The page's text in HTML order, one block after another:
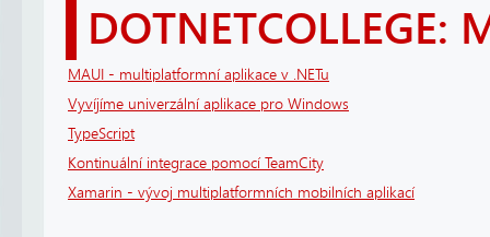
DOTNETCOLLEGE:
MAUI - multiplatformní aplikace v .NETu
Vyvíjíme univerzální aplikace pro Windows
TypeScript
Kontinuální integrace pomocí TeamCity
Xamarin - vývoj multiplatformních mobilních aplikací